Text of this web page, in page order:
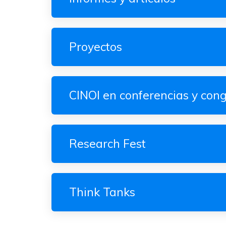
Proyectos
CINOI en conferencias y
Research Fest
Think Tanks